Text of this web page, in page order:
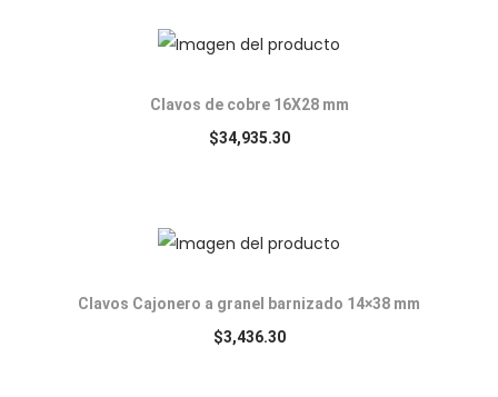
Clavos de cobre 16X28 mm
$34,935.30
Clavos Cajonero a granel barnizado 14×38 mm
$3,436.30